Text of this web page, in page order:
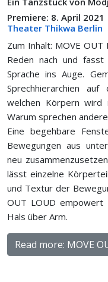
Premiere: 8. April 2021
Theater Thikwa Berlin
Zum Inhalt: MOVE
Reden nach und
Sprache ins Auge.
Sprechhierarchien
welchen Körpern wird
Warum sprechen
Eine begehbare
Bewegungen aus
neu
lässt einzelne
und Textur der
OUT LOUD empowert
Hals über Arm.
Read more: MOVE